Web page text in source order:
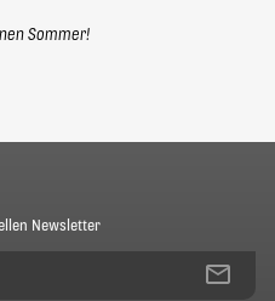
Sommer!
Newsletter